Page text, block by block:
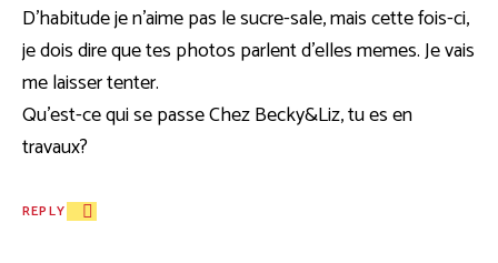
D’habitude je n’aime pas le sucre-sale, mais cette fois-ci,
je dois dire que tes photos parlent d’elles memes. Je vais
me laisser tenter.
Qu’est-ce qui se passe Chez Becky&Liz, tu es en
travaux?
REPLY